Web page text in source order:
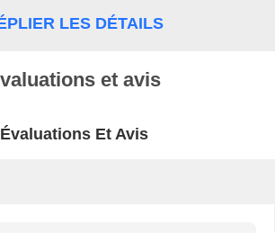
LES DÉTAILS
et avis
Évaluations Et Avis